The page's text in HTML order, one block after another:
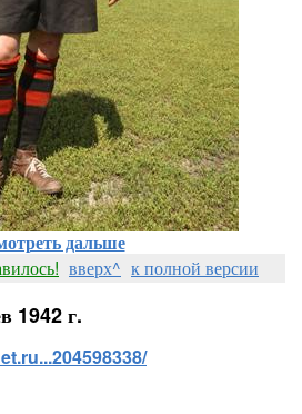
дальше
вверх^ к полной версии
1942 г.